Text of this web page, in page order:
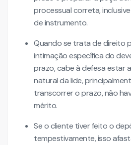
processual correta,
de instrumento.
Quando se trata de direito
intimação específica do
prazo, cabe à defesa estar
natural da lide,
transcorrer o prazo, não
mérito.
Se o cliente tiver feito o
tempestivamente, isso